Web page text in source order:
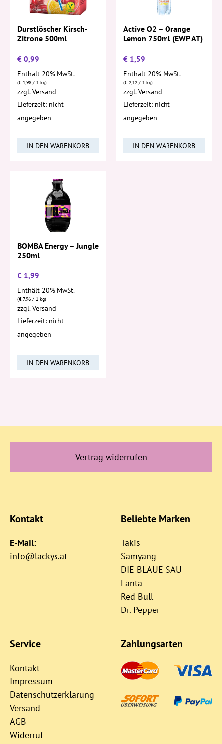
Durstlöscher Kirsch-
Zitrone 500ml
€ 0,99
Enthält 20% MwSt.
(€1,98 / 1 kg)
zzgl.Versand
Lieferzeit: nicht
angegeben
IN DEN WARENKORB
Active O2 – Orange
Lemon 750ml (EWP AT)
€ 1,59
Enthält 20% MwSt.
(€2,12 / 1 kg)
zzgl.Versand
Lieferzeit: nicht
angegeben
IN DEN WARENKORB
BOMBA Energy – Jungle
250ml
€ 1,99
Enthält 20% MwSt.
(€7,96 / 1 kg)
zzgl.Versand
Lieferzeit: nicht
angegeben
IN DEN WARENKORB
Vertrag widerrufen
Kontakt
E-Mail:
info@lackys.at
Beliebte Marken
Takis
Samyang
DIE BLAUE SAU
Fanta
Red Bull
Dr. Pepper
Service
Kontakt
Impressum
Datenschutzerklärung
Versand
AGB
Widerruf
Zahlungsarten